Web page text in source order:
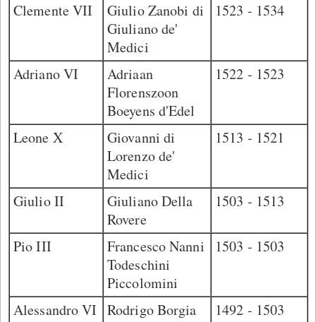
Clemente VII
Giulio Zanobi di
Giuliano de'
Medici
1523 - 1534
Adriano VI
Adriaan
Florenszoon
Boeyens d'Edel
1522 - 1523
Leone X
Giovanni di
Lorenzo de'
Medici
1513 - 1521
Giulio II
Giuliano Della
Rovere
1503 - 1513
Pio III
Francesco Nanni
Todeschini
Piccolomini
1503 - 1503
Alessandro VI Rodrigo Borgia 1492 - 1503